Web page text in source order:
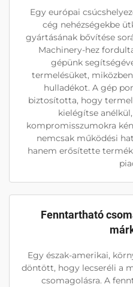
Egy európai
cég nehézségekbe
gyártásának bővítése
Machinery-hez
gépünk
termelésüket,
hulladékot. A gép
biztosította, hogy
kielégítse
kompromisszumokra
nemcsak működési
hanem erősítette
Fenntartható
Egy észak-amerikai,
döntött, hogy lecseréli a
csomagolásra. A